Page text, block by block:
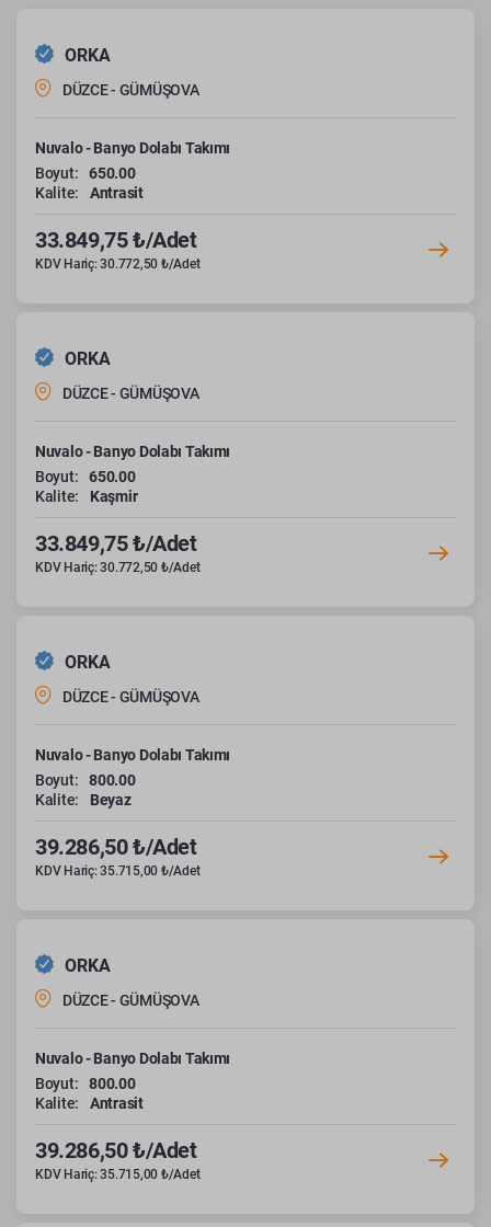
ORKA
DÜZCE - GÜMÜŞOVA
Nuvalo - Banyo Dolabı Takımı
Boyut:
650.00
Kalite:
Antrasit
33.849,75 ₺/Adet
KDV Hariç: 30.772,50 ₺/Adet
ORKA
DÜZCE - GÜMÜŞOVA
Nuvalo - Banyo Dolabı Takımı
Boyut:
650.00
Kalite:
Kaşmir
33.849,75 ₺/Adet
KDV Hariç: 30.772,50 ₺/Adet
ORKA
DÜZCE - GÜMÜŞOVA
Nuvalo - Banyo Dolabı Takımı
Boyut:
800.00
Kalite:
Beyaz
39.286,50 ₺/Adet
KDV Hariç: 35.715,00 ₺/Adet
ORKA
DÜZCE - GÜMÜŞOVA
Nuvalo - Banyo Dolabı Takımı
Boyut:
800.00
Kalite:
Antrasit
39.286,50 ₺/Adet
KDV Hariç: 35.715,00 ₺/Adet